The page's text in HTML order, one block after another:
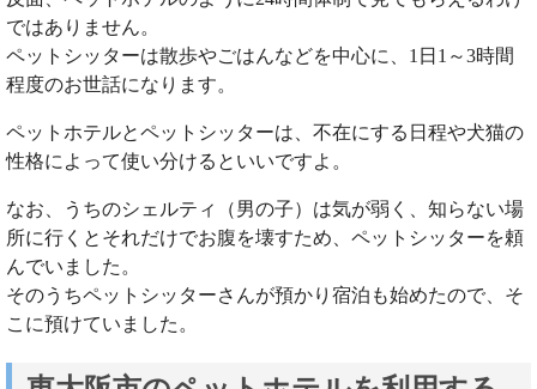
ではありません。
ペットシッターは散歩やごはんなどを中心に、1日1～3時間
程度のお世話になります。
ペットホテルとペットシッターは、不在にする日程や犬猫の
性格によって使い分けるといいですよ。
なお、うちのシェルティ（男の子）は気が弱く、知らない場
所に行くとそれだけでお腹を壊すため、ペットシッターを頼
んでいました。
そのうちペットシッターさんが預かり宿泊も始めたので、そ
こに預けていました。